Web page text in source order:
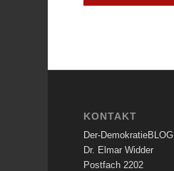
KONTAKT
Der-DemokratieBLOG
Dr. Elmar Widder
Postfach 2202